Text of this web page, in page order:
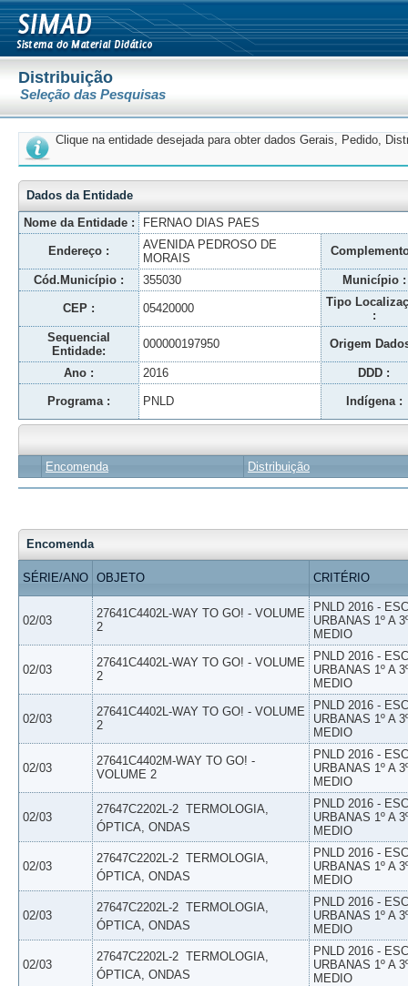
Distribuição
Seleção das Pesquisas
Clique na entidade desejada para obter dados Gerais, Pedido,
Dados da Entidade
Nome da Entidade :
FERNAO DIAS PAES
Endereço :
AVENIDA PEDROSO DE
MORAIS
Cód.Município : 355030 Município :
CEP : 05420000
Tipo
:
Sequencial
Entidade:
000000197950 Origem
Ano : 2016 DDD :
Programa : PNLD Indígena :
Encomenda Distribuição
Encomenda
SÉRIE/ANO OBJETO CRITÉRIO
02/03
27641C4402L-WAY TO GO! - VOLUME
2
PNLD 2016 -
URBANAS 1º A
MEDIO
02/03
27641C4402L-WAY TO GO! - VOLUME
2
PNLD 2016 -
URBANAS 1º A
MEDIO
02/03
27641C4402L-WAY TO GO! - VOLUME
2
PNLD 2016 -
URBANAS 1º A
MEDIO
02/03
27641C4402M-WAY TO GO! -
VOLUME 2
PNLD 2016 -
URBANAS 1º A
MEDIO
02/03
27647C2202L-2  TERMOLOGIA,
ÓPTICA, ONDAS
PNLD 2016 -
URBANAS 1º A
MEDIO
02/03
27647C2202L-2  TERMOLOGIA,
ÓPTICA, ONDAS
PNLD 2016 -
URBANAS 1º A
MEDIO
02/03
27647C2202L-2  TERMOLOGIA,
ÓPTICA, ONDAS
PNLD 2016 -
URBANAS 1º A
MEDIO
02/03
27647C2202L-2  TERMOLOGIA,
ÓPTICA, ONDAS
PNLD 2016 -
URBANAS 1º A
MEDIO